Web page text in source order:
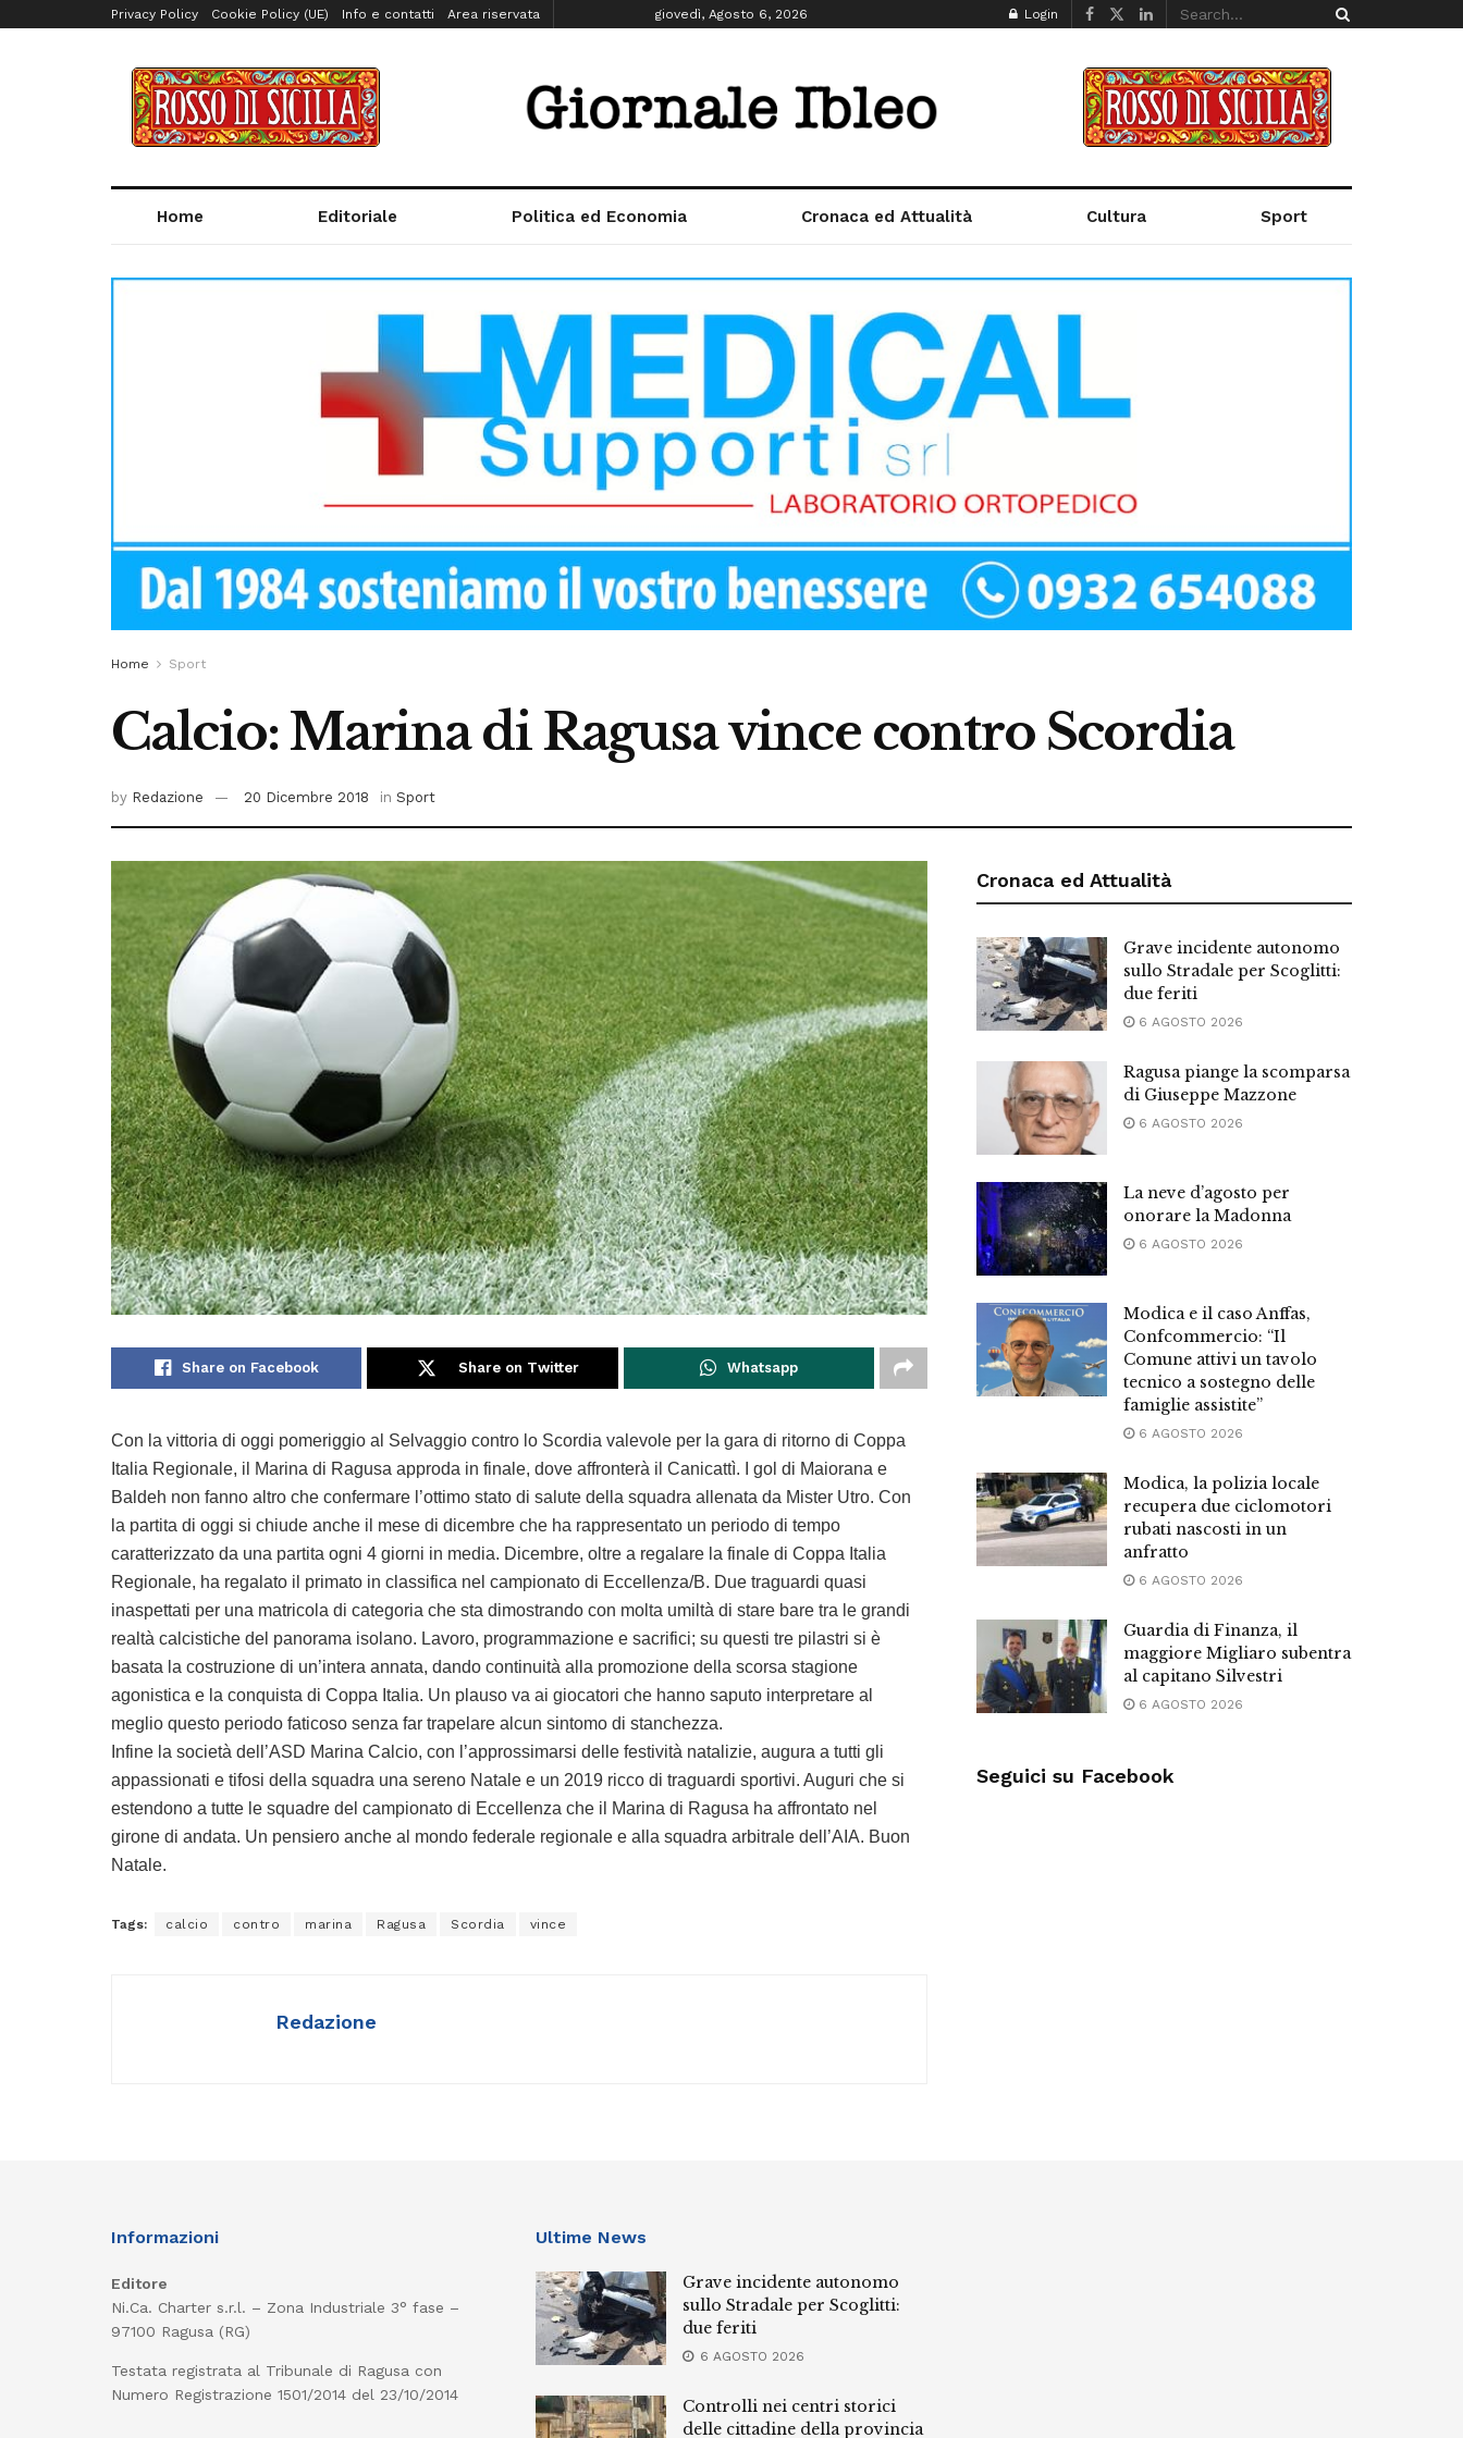
Privacy Policy Cookie Policy (UE) Info e contatti Area riservata giovedì, Agosto 6, 2026 Login
Home Editoriale Politica ed Economia Cronaca ed Attualità Cultura Sport
Home Sport
Calcio: Marina di Ragusa vince contro Scordia
by Redazione 20 Dicembre 2018 in Sport
Share on Facebook Share on Twitter Whatsapp
Con la vittoria di oggi pomeriggio al Selvaggio contro lo Scordia valevole per la gara di ritorno di Coppa
Italia Regionale, il Marina di Ragusa approda in finale, dove affronterà il Canicattì. I gol di Maiorana e
Baldeh non fanno altro che confermare l’ottimo stato di salute della squadra allenata da Mister Utro. Con
la partita di oggi si chiude anche il mese di dicembre che ha rappresentato un periodo di tempo
caratterizzato da una partita ogni 4 giorni in media. Dicembre, oltre a regalare la finale di Coppa Italia
Regionale, ha regalato il primato in classifica nel campionato di Eccellenza/B. Due traguardi quasi
inaspettati per una matricola di categoria che sta dimostrando con molta umiltà di stare bare tra le grandi
realtà calcistiche del panorama isolano. Lavoro, programmazione e sacrifici; su questi tre pilastri si è
basata la costruzione di un’intera annata, dando continuità alla promozione della scorsa stagione
agonistica e la conquista di Coppa Italia. Un plauso va ai giocatori che hanno saputo interpretare al
meglio questo periodo faticoso senza far trapelare alcun sintomo di stanchezza.
Infine la società dell’ASD Marina Calcio, con l’approssimarsi delle festività natalizie, augura a tutti gli
appassionati e tifosi della squadra una sereno Natale e un 2019 ricco di traguardi sportivi. Auguri che si
estendono a tutte le squadre del campionato di Eccellenza che il Marina di Ragusa ha affrontato nel
girone di andata. Un pensiero anche al mondo federale regionale e alla squadra arbitrale dell’AIA. Buon
Natale.
Tags: calcio contro marina Ragusa Scordia vince
Redazione
Cronaca ed Attualità
Grave incidente autonomo
sullo Stradale per Scoglitti:
due feriti
6 AGOSTO 2026
Ragusa piange la scomparsa
di Giuseppe Mazzone
6 AGOSTO 2026
La neve d’agosto per
onorare la Madonna
6 AGOSTO 2026
Modica e il caso Anffas,
Confcommercio: “Il
Comune attivi un tavolo
tecnico a sostegno delle
famiglie assistite”
6 AGOSTO 2026
Modica, la polizia locale
recupera due ciclomotori
rubati nascosti in un
anfratto
6 AGOSTO 2026
Guardia di Finanza, il
maggiore Migliaro subentra
al capitano Silvestri
6 AGOSTO 2026
Seguici su Facebook
Informazioni
Editore
Ni.Ca. Charter s.r.l. – Zona Industriale 3° fase –
97100 Ragusa (RG)
Testata registrata al Tribunale di Ragusa con
Numero Registrazione 1501/2014 del 23/10/2014
Ultime News
Grave incidente autonomo
sullo Stradale per Scoglitti:
due feriti
6 AGOSTO 2026
Controlli nei centri storici
delle cittadine della provincia